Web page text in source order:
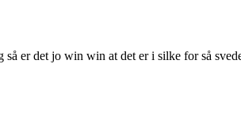
er det jo win win at det er i silke for så